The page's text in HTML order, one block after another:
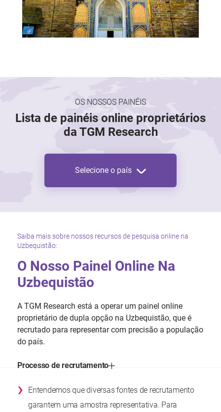
OS NOSSOS PAINÉIS
Lista de painéis online proprietários
da TGM Research
Selecione o país
Saiba mais sobre nossos recursos de pesquisa online na
Uzbequistão:
O Nosso Painel Online Na
Uzbequistão
A TGM Research está a operar um painel online
proprietário de dupla opção na Uzbequistão, que é
recrutado para representar com precisão a população
do país.
Processo de recrutamento
›
Entendemos que diversas fontes de recrutamento
garantem uma amostra representativa. Para